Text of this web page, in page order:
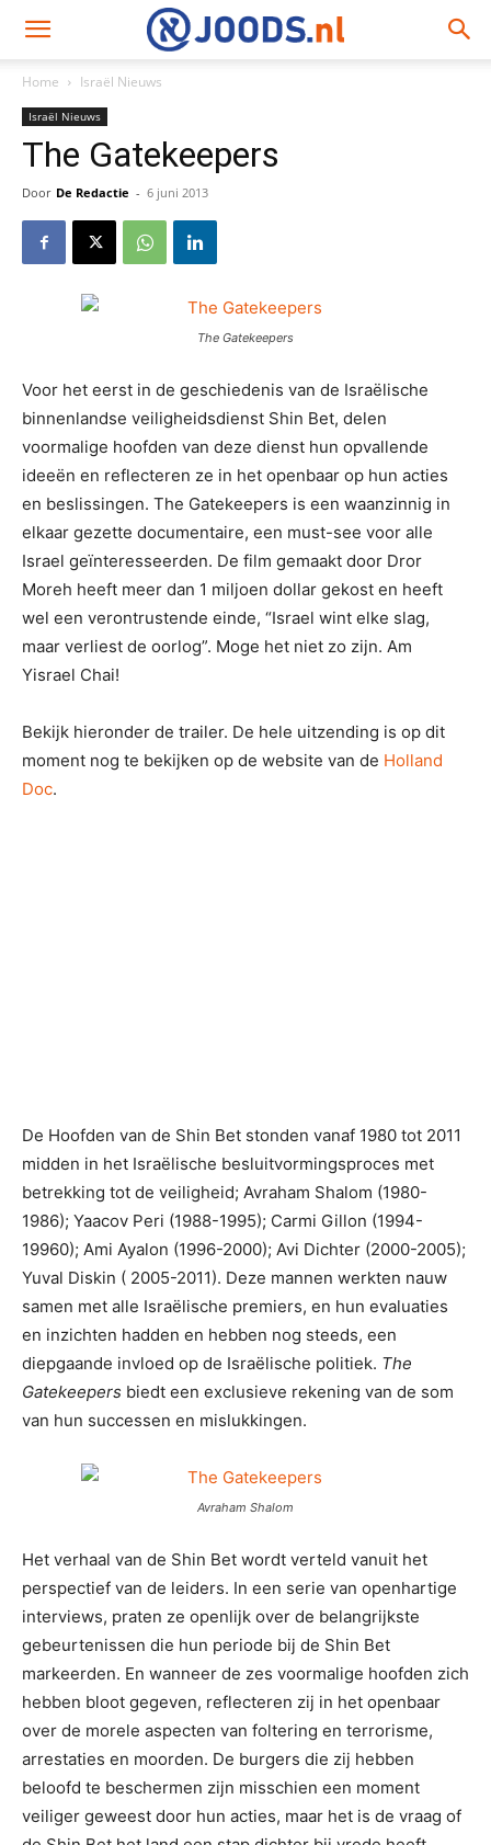
Home Israël Nieuws
Israël Nieuws
The Gatekeepers
Door De Redactie - 6 juni 2013
The Gatekeepers
Voor het eerst in de geschiedenis van de Israëlische
binnenlandse veiligheidsdienst Shin Bet, delen
voormalige hoofden van deze dienst hun opvallende
ideeën en reflecteren ze in het openbaar op hun acties
en beslissingen. The Gatekeepers is een waanzinnig in
elkaar gezette documentaire, een must-see voor alle
Israel geïnteresseerden. De film gemaakt door Dror
Moreh heeft meer dan 1 miljoen dollar gekost en heeft
wel een verontrustende einde, “Israel wint elke slag,
maar verliest de oorlog”. Moge het niet zo zijn. Am
Yisrael Chai!
Bekijk hieronder de trailer. De hele uitzending is op dit
moment nog te bekijken op de website van de Holland
Doc.
De Hoofden van de Shin Bet stonden vanaf 1980 tot 2011
midden in het Israëlische besluitvormingsproces met
betrekking tot de veiligheid; Avraham Shalom (1980-
1986); Yaacov Peri (1988-1995); Carmi Gillon (1994-
19960); Ami Ayalon (1996-2000); Avi Dichter (2000-2005);
Yuval Diskin ( 2005-2011). Deze mannen werkten nauw
samen met alle Israëlische premiers, en hun evaluaties
en inzichten hadden en hebben nog steeds, een
diepgaande invloed op de Israëlische politiek. The
Gatekeepers biedt een exclusieve rekening van de som
van hun successen en mislukkingen.
Avraham Shalom
Het verhaal van de Shin Bet wordt verteld vanuit het
perspectief van de leiders. In een serie van openhartige
interviews, praten ze openlijk over de belangrijkste
gebeurtenissen die hun periode bij de Shin Bet
markeerden. En wanneer de zes voormalige hoofden zich
hebben bloot gegeven, reflecteren zij in het openbaar
over de morele aspecten van foltering en terrorisme,
arrestaties en moorden. De burgers die zij hebben
beloofd te beschermen zijn misschien een moment
veiliger geweest door hun acties, maar het is de vraag of